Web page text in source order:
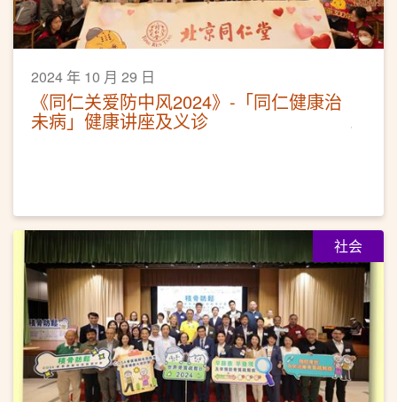
2024 年 10 月 29 日
《同仁关爱防中风2024》-「同仁健康治
未病」健康讲座及义诊
社会